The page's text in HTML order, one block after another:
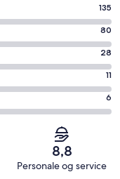
135
80
28
11
6
8,8
Personale og service